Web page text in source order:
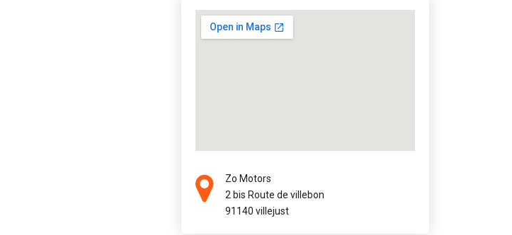
Zo Motors
2 bis Route de villebon
91140 villejust